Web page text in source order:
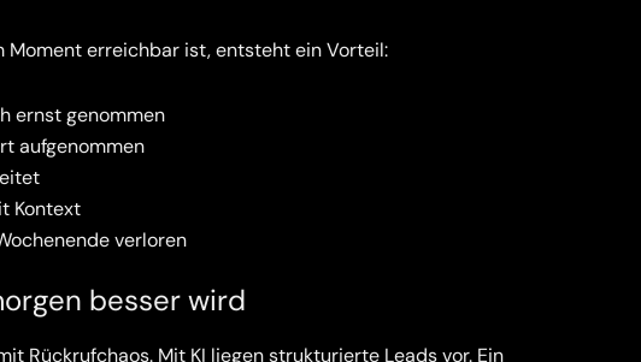
Moment erreichbar ist, entsteht ein Vorteil:
ernst genommen
aufgenommen
Kontext
verloren
besser wird
Rückrufchaos. Mit KI liegen strukturierte Leads vor. Ein